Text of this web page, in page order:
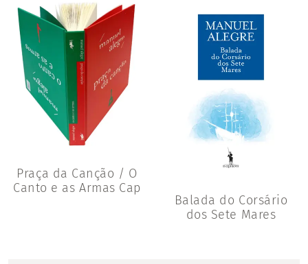
Praça da Canção / O
Canto e as Armas Cap
Balada do Corsário
dos Sete Mares